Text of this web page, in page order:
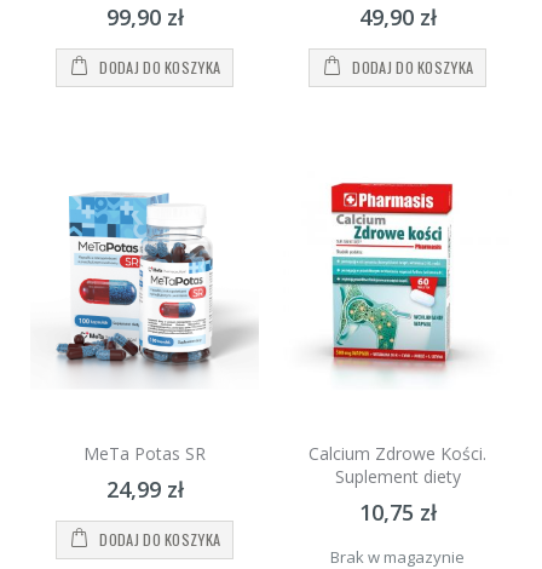
99,90 zł
DODAJ DO KOSZYKA
49,90 zł
DODAJ DO KOSZYKA
MeTa Potas SR
24,99 zł
DODAJ DO KOSZYKA
Calcium Zdrowe Kości.
Suplement diety
10,75 zł
Brak w magazynie